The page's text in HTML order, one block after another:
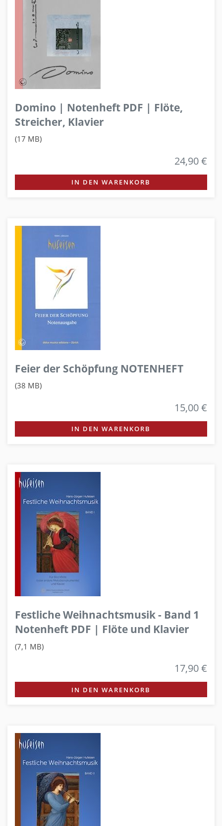
Domino | Notenheft PDF | Flöte,
Streicher, Klavier
(17 MB)
24,90 €
IN DEN WARENKORB
Feier der Schöpfung NOTENHEFT
(38 MB)
15,00 €
IN DEN WARENKORB
Festliche Weihnachtsmusik - Band 1
Notenheft PDF | Flöte und Klavier
(7,1 MB)
17,90 €
IN DEN WARENKORB